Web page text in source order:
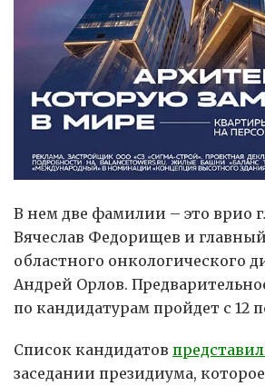
В нем две фамилии – это врио
Вячеслав Федорищев и
областного онкологического
Андрей Орлов.
по кандидатурам пройдет с 12
Список кандидатов
заседании президиума,